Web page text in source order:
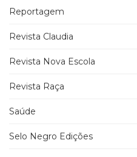
Reportagem
Revista Claudia
Revista Nova Escola
Revista Raça
Saúde
Selo Negro Edições